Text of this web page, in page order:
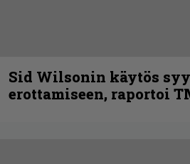
Sid Wilsonin käytös
erottamiseen, raportoi